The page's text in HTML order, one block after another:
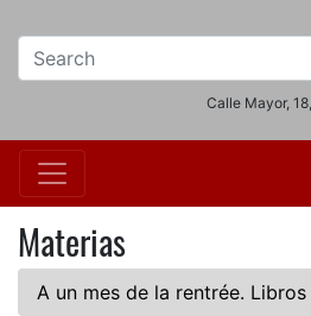
Calle Mayor,
Materias
A un mes de la rentrée. Libros